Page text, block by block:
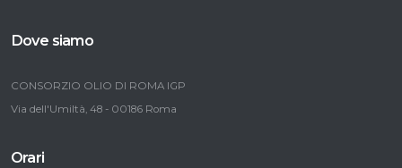
Dove siamo
CONSORZIO OLIO DI ROMA IGP
Via dell'Umiltà, 48 - 00186 Roma
Orari